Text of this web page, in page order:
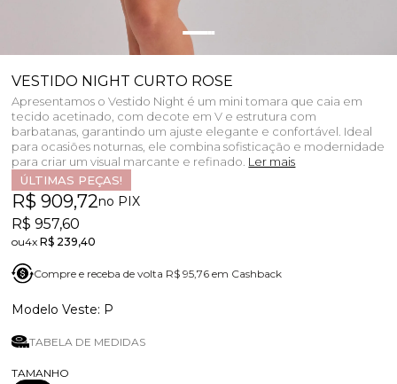
VESTIDO NIGHT CURTO ROSE
Apresentamos o Vestido Night é um mini tomara que caia em
tecido acetinado, com decote em V e estrutura com
barbatanas, garantindo um ajuste elegante e confortável. Ideal
para ocasiões noturnas, ele combina sofisticação e modernidade
para criar um visual marcante e refinado. Ler mais
ÚLTIMAS PEÇAS!
R$ 909,72no PIX
R$ 957,60
4xR$ 239,40
Compre e receba de volta R$ 95,76 em Cashback
P
TABELA DE MEDIDAS
TAMANHO